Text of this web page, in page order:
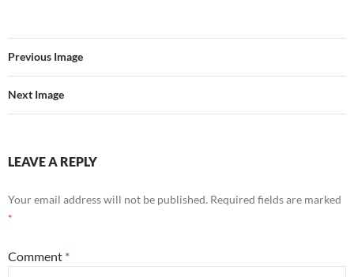
Previous Image
Next Image
LEAVE A REPLY
Your email address will not be published. Required fields are marked
*
Comment *